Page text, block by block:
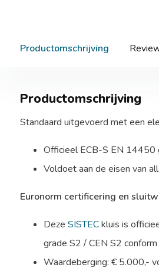
Productomschrijving
Productomschrijving
Standaard uitgevoerd met een
Officieel ECB-S EN 14450
Voldoet aan de eisen van
Euronorm certificering en
Deze SISTECkluis is
grade S2 / CEN S2 conform
Waardeberging: € 5.000,-